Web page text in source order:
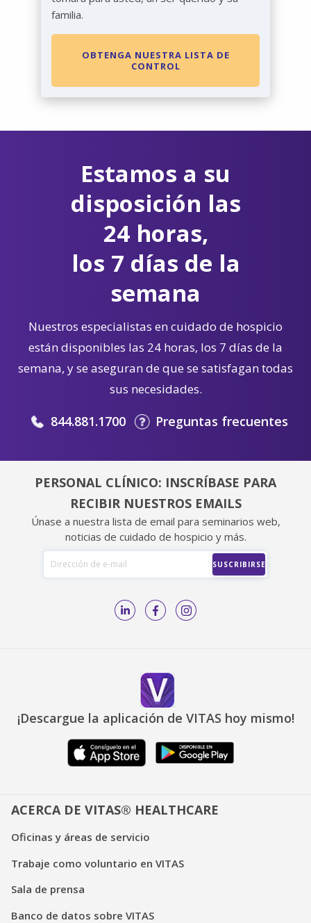
familia.
OBTENGA NUESTRA LISTA DE
CONTROL
Estamos a su
disposición las
24 horas,
los 7 días de la
semana
Nuestros especialistas en cuidado de hospicio
están disponibles las 24 horas, los 7 días de la
semana, y se aseguran de que se satisfagan todas
sus necesidades.
844.881.1700 Preguntas frecuentes
PERSONAL CLÍNICO: INSCRÍBASE PARA
RECIBIR NUESTROS EMAILS
Únase a nuestra lista de email para seminarios web,
noticias de cuidado de hospicio y más.
¡Descargue la aplicación de VITAS hoy mismo!
ACERCA DE VITAS® HEALTHCARE
Oficinas y áreas de servicio
Trabaje como voluntario en VITAS
Sala de prensa
Banco de datos sobre VITAS